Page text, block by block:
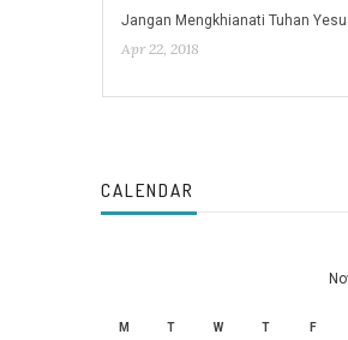
Jangan Mengkhianati Tuhan
Apr 22, 2018
CALENDAR
M T W T F